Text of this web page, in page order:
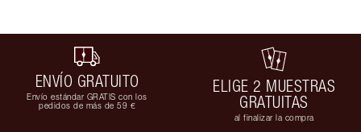
ENVÍO GRATUITO
Envío estándar GRATIS con los
pedidos de más de 59 €
ELIGE 2 MUESTRAS
GRATUITAS
al finalizar la compra